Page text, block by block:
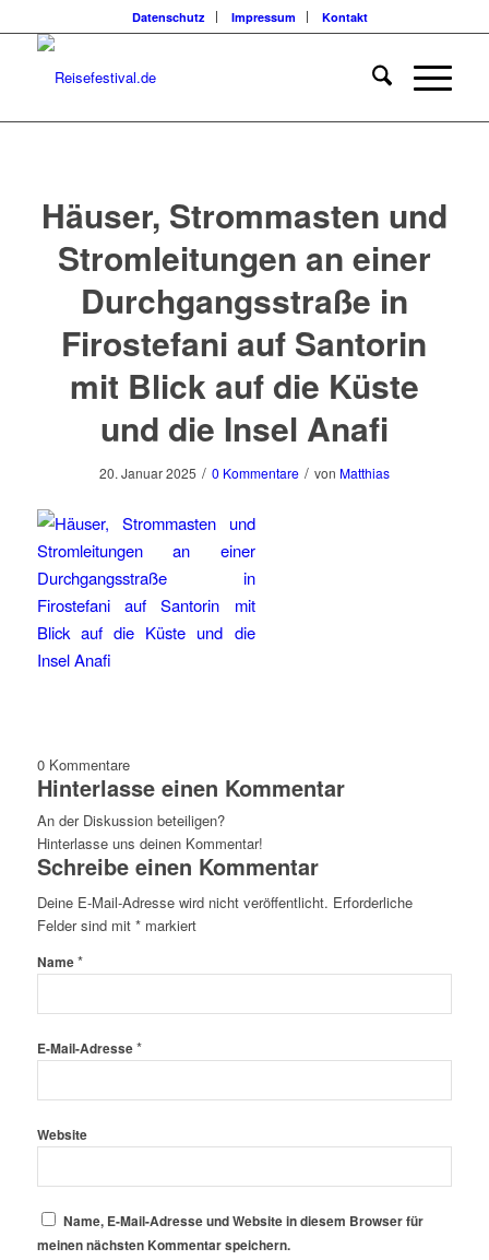
Datenschutz Impressum Kontakt
Häuser, Strommasten und
Stromleitungen an einer
Durchgangsstraße in
Firostefani auf Santorin
mit Blick auf die Küste
und die Insel Anafi
20. Januar 2025 / 0 Kommentare / von Matthias
0 Kommentare
Hinterlasse einen Kommentar
An der Diskussion beteiligen?
Hinterlasse uns deinen Kommentar!
Schreibe einen Kommentar
Deine E-Mail-Adresse wird nicht veröffentlicht. Erforderliche
Felder sind mit *markiert
Name*
E-Mail-Adresse*
Website
Name, E-Mail-Adresse und Website in diesem Browser für
meinen nächsten Kommentar speichern.